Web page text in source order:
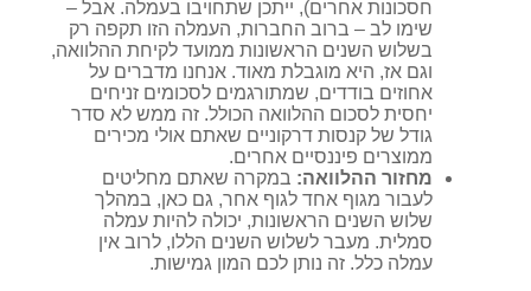
חסכונות אחרים), ייתכן שתחויבו בעמלה. אבל –
שימו לב – ברוב החברות, העמלה הזו תקפה רק
בשלוש השנים הראשונות ממועד לקיחת ההלוואה,
וגם אז, היא מוגבלת מאוד. אנחנו מדברים על
אחוזים בודדים, שמתורגמים לסכומים זניחים
יחסית לסכום ההלוואה הכולל. זה ממש לא סדר
גודל של קנסות דרקוניים שאתם אולי מכירים
ממוצרים פיננסיים אחרים.
מחזור ההלוואה: במקרה שאתם מחליטים
לעבור מגוף אחד לגוף אחר, גם כאן, במהלך
שלוש השנים הראשונות, יכולה להיות עמלה
סמלית. מעבר לשלוש השנים הללו, לרוב אין
עמלה כלל. זה נותן לכם המון גמישות.